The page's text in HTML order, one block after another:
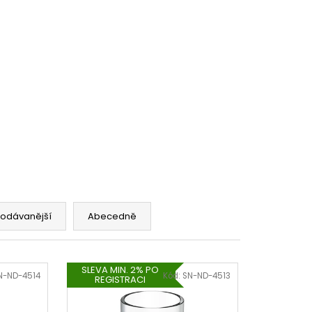
Abecedně
ND-4514 SLEVA MIN. 2% PO
REGISTRACI Kód: SN-ND-4513